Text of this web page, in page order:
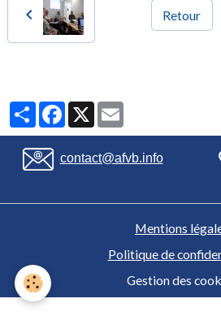
Retour
PartagerFacebook
X
contact@afvb.info
Mentions
Politique de
Gestion des